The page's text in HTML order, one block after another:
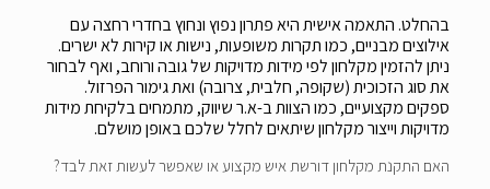
בהחלט. התאמה אישית היא פתרון נפוץ ונחוץ בחדרי רחצה עם
אילוצים מבניים, כמו תקרות משופעות, נישות או קירות לא ישרים.
ניתן להזמין מקלחון לפי מידות מדויקות של גובה ורוחב, ואף לבחור
את סוג הזכוכית (שקופה, חלבית, צרובה) ואת גימור הפרזול.
ספקים מקצועיים, כמו הצוות ב-א.ר שיווק, מתמחים בלקיחת מידות
מדויקות וייצור מקלחון שיתאים לחלל שלכם באופן מושלם.
האם התקנת מקלחון דורשת איש מקצוע או שאפשר לעשות זאת לבד?